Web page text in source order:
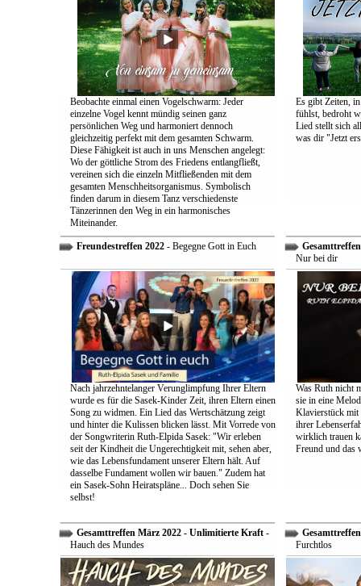
Beobachte einmal einen Vogelschwarm: Jeder
einzelne Vogel kennt mündig seinen ganz
persönlichen Weg und harmoniert dennoch
gleichzeitig perfekt mit dem gesamten Schwarm.
Diese Fähigkeit ist auch in uns Menschen angelegt:
Wo der göttliche Strom des Friedens entlangfließt,
vereinen sich die einzeln Mitfließenden mit dem
gesamten Menschheitsorganismus. Symbolisch
finden darum in diesem Tanz verschiedenste
Tänzerinnen den Weg in ein harmonisches
Miteinander.
Es gibt Zeiten,
fühlst, bedroht
Lied stellt sich
was dir "Jetzt
Freundestreffen 2022- Begegne Gott in Euch
Nach jahrzehntelanger Verunglimpfung Ihrer Eltern
wurde es für die Sasek-Kinder Zeit, ihren Eltern einen
Song zu widmen. Ein Lied das Wertschätzung zeigt
und hinter die Kulissen blicken lässt. Mit Vorrede von
der Songwriterin Ruth-Elpida Sasek: "Wir erleben
seit der Kindheit die Ungerechtigkeit mit, sehen aber,
wie das Lebensfundament unserer Eltern hält. Auf
dasselbe Fundament wollen wir bauen." Zudem hat
ein Sasek-Sohn Heiratspläne... Doch sehen Sie
selbst!
Nur bei dir
Was Ruth nicht
sie in eine
Klavierstück mit
ihrer
wirklich trauen
Freund und das
Gesamttreffen März 2022 - Unlimitierte Kraft -
Hauch des Mundes
Furchtlos